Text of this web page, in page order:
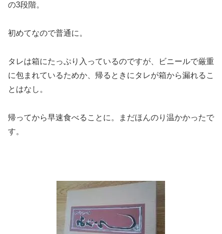
の3段階。
初めてなので普通に。
タレは箱にたっぷり入っているのですが、ビニールで厳重
に包まれているためか、帰るときにタレが箱から漏れるこ
とはなし。
帰ってから早速食べることに。まだほんのり温かかったで
す。